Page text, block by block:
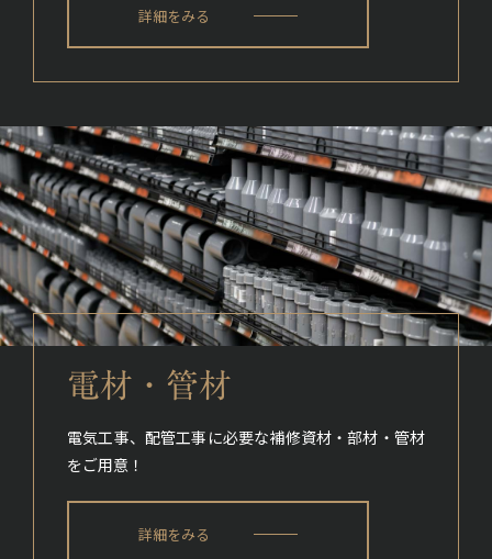
詳細をみる
電材・管材
電気工事、配管工事に必要な補修資材・部材・管材
をご用意！
詳細をみる